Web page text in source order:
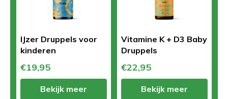
IJzer Druppels voor
kinderen
€19,95
Bekijk meer
Vitamine K + D3 Baby
Druppels
€22,95
Bekijk meer